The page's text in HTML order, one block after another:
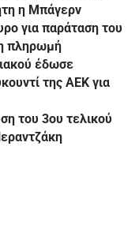
η Μπάγερν
για παράταση του
πληρωμή
έδωσε
της ΑΕΚ για
του 3ου τελικού